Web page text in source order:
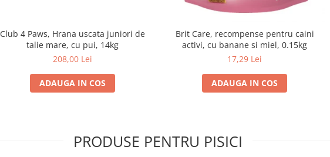
Club 4 Paws, Hrana uscata juniori de
talie mare, cu pui, 14kg
208,00 Lei
ADAUGA IN COS
Brit Care, recompense pentru caini
activi, cu banane si miel, 0.15kg
17,29 Lei
ADAUGA IN COS
PRODUSE PENTRU PISICI